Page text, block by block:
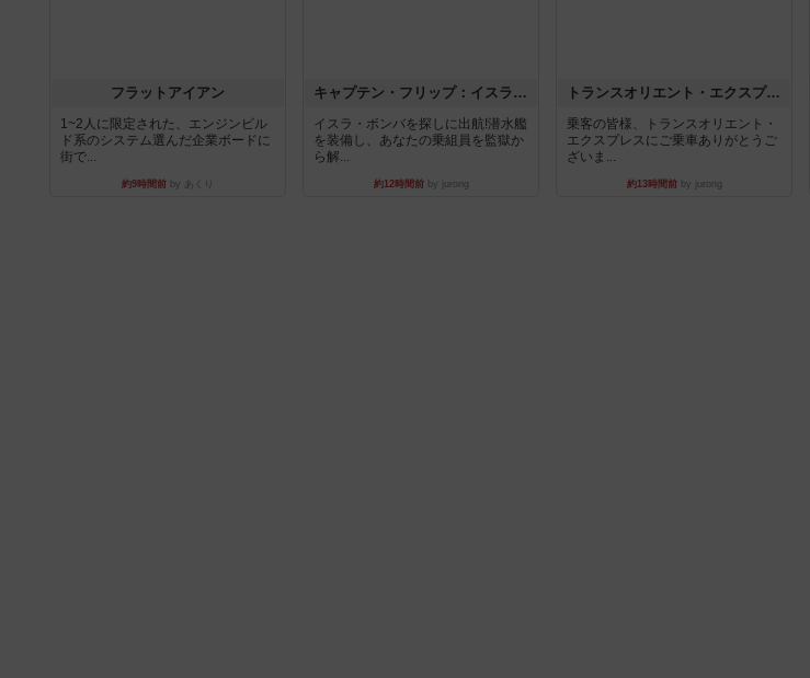
フラットアイアン
1~2人に限定された、エンジンビル
ド系のシステム選んだ企業ボードに
街で...
約9時間前 by あくり
キャプテン・フリップ：イスラ・ボンバ
イスラ・ボンバを探しに出航!潜水艦
を装備し、あなたの乗組員を監獄か
ら解...
約12時間前by jurong
トランスオリエント・エクスプレス
乗客の皆様、トランスオリエント・
エクスプレスにご乗車ありがとうご
ざいま...
約13時間前by jurong